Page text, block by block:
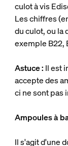
culot à vis
Les chiffres
du culot, ou la
exemple B22,
Astuce : Il est
accepte des
ci ne sont pas
Ampoules à
Il s'agit d'une